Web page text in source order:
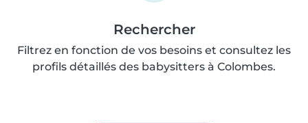
Rechercher
Filtrez en fonction de vos besoins et consultez les
profils détaillés des babysitters à Colombes.